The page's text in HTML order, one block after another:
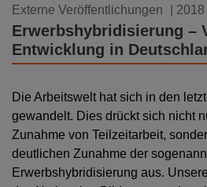
Externe Veröffentlichungen | 2018
Erwerbshybridisierung –
Entwicklung in
Die Arbeitswelt hat sich in den
gewandelt. Dies drückt sich nicht
Zunahme von Teilzeitarbeit,
deutlichen Zunahme der
Erwerbshybridisierung aus.